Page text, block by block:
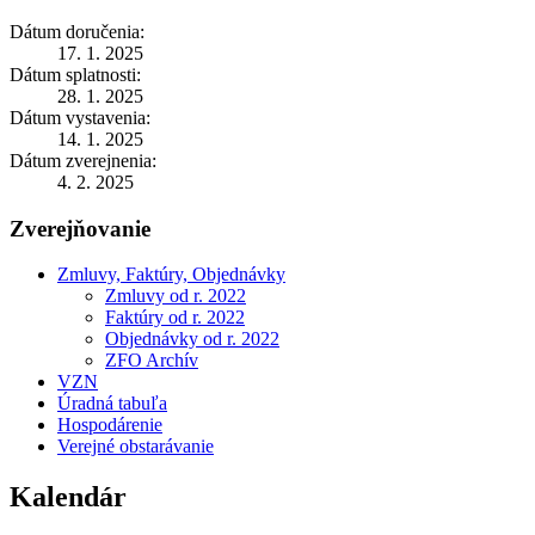
Dátum doručenia:
17. 1. 2025
Dátum splatnosti:
28. 1. 2025
Dátum vystavenia:
14. 1. 2025
Dátum zverejnenia:
4. 2. 2025
Zverejňovanie
Zmluvy, Faktúry, Objednávky
Zmluvy od r. 2022
Faktúry od r. 2022
Objednávky od r. 2022
ZFO Archív
VZN
Úradná tabuľa
Hospodárenie
Verejné obstarávanie
Kalendár